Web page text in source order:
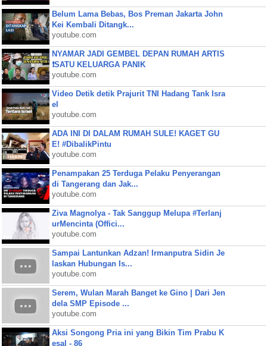
Belum Lama Bebas, Bos Preman Jakarta John
Kei Kembali Ditangk...
youtube.com
NYAMAR JADI GEMBEL DEPAN RUMAH ARTIS
❗SATU KELUARGA PANIK
youtube.com
Video Detik detik Prajurit TNI Hadang Tank Isra
el
youtube.com
ADA INI DI DALAM RUMAH SULE! KAGET GU
E! #DibalikPintu
youtube.com
Penampakan 25 Terduga Pelaku Penyerangan
di Tangerang dan Jak...
youtube.com
Ziva Magnolya - Tak Sanggup Melupa #Terlanj
urMencinta (Offici...
youtube.com
Sampai Lantunkan Adzan! Irmanputra Sidin Je
laskan Hubungan Is...
youtube.com
Serem, Wulan Marah Banget ke Gino | Dari Jen
dela SMP Episode ...
youtube.com
Aksi Songong Pria ini yang Bikin Tim Prabu K
esal - 86